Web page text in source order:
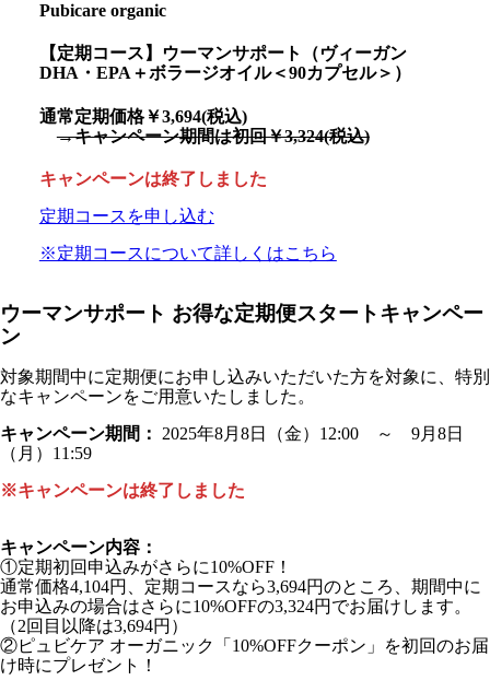
Pubicare organic
【定期コース】ウーマンサポート（ヴィーガン
DHA・EPA＋ボラージオイル＜90カプセル＞）
通常定期価格￥3,694(税込)
→キャンペーン期間は初回￥3,324(税込)
キャンペーンは終了しました
定期コースを申し込む
※定期コースについて詳しくはこちら
ウーマンサポート お得な定期便スタートキャンペー
ン
対象期間中に定期便にお申し込みいただいた方を対象に、特別
なキャンペーンをご用意いたしました。
キャンペーン期間：
2025年8月8日（金）12:00 ～ 9月8日
（月）11:59
※キャンペーンは終了しました
キャンペーン内容：
①定期初回申込みがさらに10%OFF！
通常価格4,104円、定期コースなら3,694円のところ、期間中に
お申込みの場合はさらに10%OFFの3,324円でお届けします。
（2回目以降は3,694円）
②ピュビケア オーガニック「10%OFFクーポン」を初回のお届
け時にプレゼント！